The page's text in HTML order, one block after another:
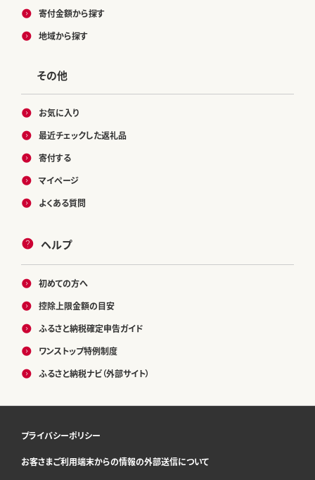
寄付金額から探す
地域から探す
その他
お気に入り
最近チェックした返礼品
寄付する
マイページ
よくある質問
ヘルプ
初めての方へ
控除上限金額の目安
ふるさと納税確定申告ガイド
ワンストップ特例制度
ふるさと納税ナビ（外部サイト）
プライバシーポリシー
お客さまご利用端末からの情報の外部送信について